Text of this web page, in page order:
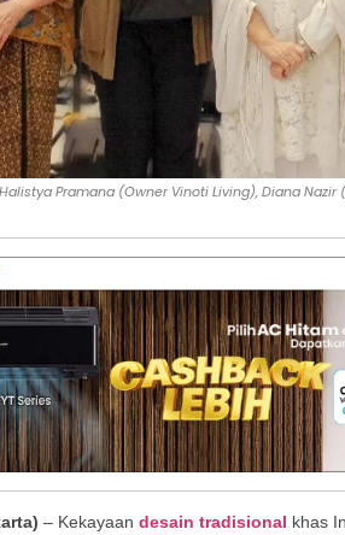
Pramana (Owner Vinoti Living), Diana
– Kekayaan desain tradisional khas